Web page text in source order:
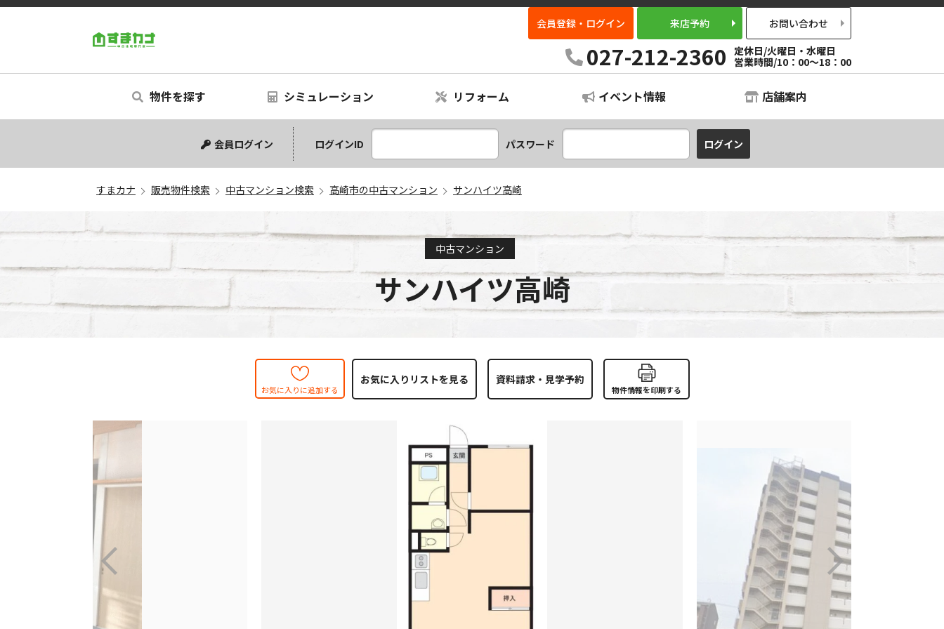
会員登録・ログイン 来店予約 お問い合わせ
027-212-2360 定休日/火曜日・水曜日
営業時間/10：00～18：00
物件を探す
中古一戸建て
中古マンション
新築一戸建て
土地
シミュレーション
シミュレーション
リフォームプラン
リフォーム イベント情報 店舗案内
会員ログイン ログインID パスワード
すまカナ 販売物件検索 中古マンション検索 高崎市の中古マンション サンハイツ高崎
中古マンション
サンハイツ高崎
お気に入りに追加する
お気に入りリストを見る
物件情報を印刷する